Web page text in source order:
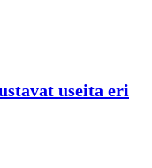
useita eri